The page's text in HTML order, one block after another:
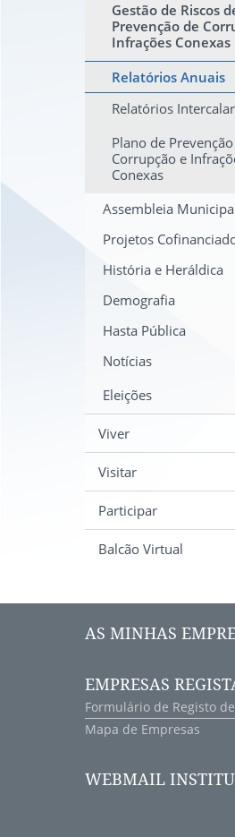
Gestão de Riscos
Prevenção de
Infrações Conexas
Relatórios Anuais
Relatórios
Plano de
Corrupção e
Conexas
Assembleia
Projetos
História e Heráldica
Demografia
Hasta Pública
Notícias
Eleições
Viver
Visitar
Participar
Balcão Virtual
AS MINHAS
EMPRESAS
Formulário de Registo
Mapa de Empresas
WEBMAIL